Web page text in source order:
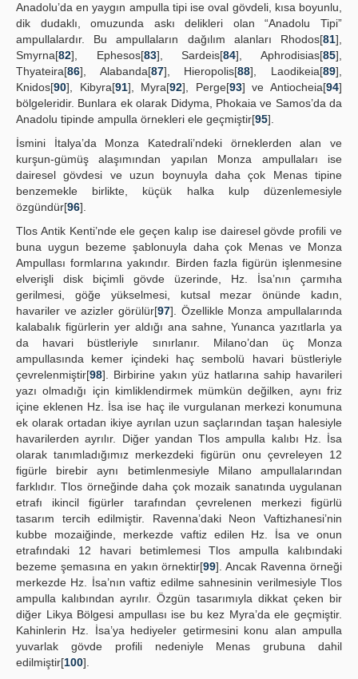
Anadolu’da en yaygın ampulla tipi ise oval gövdeli, kısa boyunlu,
dik dudaklı, omuzunda askı delikleri olan “Anadolu Tipi”
ampullalardır. Bu ampullaların dağılım alanları Rhodos[81],
Smyrna[82], Ephesos[83], Sardeis[84], Aphrodisias[85],
Thyateira[86], Alabanda[87], Hieropolis[88], Laodikeia[89],
Knidos[90], Kibyra[91], Myra[92], Perge[93] ve Antiocheia[94]
bölgeleridir. Bunlara ek olarak Didyma, Phokaia ve Samos’da da
Anadolu tipinde ampulla örnekleri ele geçmiştir[95].
İsmini İtalya’da Monza Katedrali’ndeki örneklerden alan ve
kurşun-gümüş alaşımından yapılan Monza ampullaları ise
dairesel gövdesi ve uzun boynuyla daha çok Menas tipine
benzemekle birlikte, küçük halka kulp düzenlemesiyle
özgündür[96].
Tlos Antik Kenti’nde ele geçen kalıp ise dairesel gövde profili ve
buna uygun bezeme şablonuyla daha çok Menas ve Monza
Ampullası formlarına yakındır. Birden fazla figürün işlenmesine
elverişli disk biçimli gövde üzerinde, Hz. İsa’nın çarmıha
gerilmesi, göğe yükselmesi, kutsal mezar önünde kadın,
havariler ve azizler görülür[97]. Özellikle Monza ampullalarında
kalabalık figürlerin yer aldığı ana sahne, Yunanca yazıtlarla ya
da havari büstleriyle sınırlanır. Milano’dan üç Monza
ampullasında kemer içindeki haç sembolü havari büstleriyle
çevrelenmiştir[98]. Birbirine yakın yüz hatlarına sahip havarileri
yazı olmadığı için kimliklendirmek mümkün değilken, aynı friz
içine eklenen Hz. İsa ise haç ile vurgulanan merkezi konumuna
ek olarak ortadan ikiye ayrılan uzun saçlarından taşan halesiyle
havarilerden ayrılır. Diğer yandan Tlos ampulla kalıbı Hz. İsa
olarak tanımladığımız merkezdeki figürün onu çevreleyen 12
figürle birebir aynı betimlenmesiyle Milano ampullalarından
farklıdır. Tlos örneğinde daha çok mozaik sanatında uygulanan
etrafı ikincil figürler tarafından çevrelenen merkezi figürlü
tasarım tercih edilmiştir. Ravenna’daki Neon Vaftizhanesi’nin
kubbe mozaiğinde, merkezde vaftiz edilen Hz. İsa ve onun
etrafındaki 12 havari betimlemesi Tlos ampulla kalıbındaki
bezeme şemasına en yakın örnektir[99]. Ancak Ravenna örneği
merkezde Hz. İsa’nın vaftiz edilme sahnesinin verilmesiyle Tlos
ampulla kalıbından ayrılır. Özgün tasarımıyla dikkat çeken bir
diğer Likya Bölgesi ampullası ise bu kez Myra’da ele geçmiştir.
Kahinlerin Hz. İsa’ya hediyeler getirmesini konu alan ampulla
yuvarlak gövde profili nedeniyle Menas grubuna dahil
edilmiştir[100].